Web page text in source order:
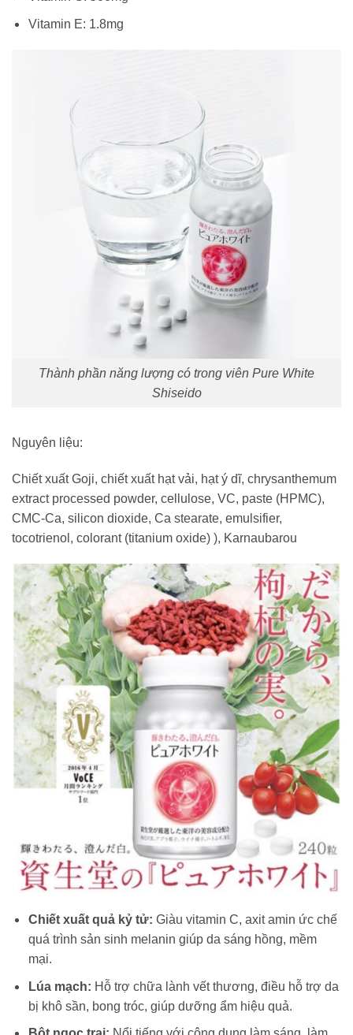
Vitamin E: 1.8mg
Thành phần năng lượng có trong viên Pure White
Shiseido
Nguyên liệu:
Chiết xuất Goji, chiết xuất hạt vải, hạt ý dĩ, chrysanthemum
extract processed powder, cellulose, VC, paste (HPMC),
CMC-Ca, silicon dioxide, Ca stearate, emulsifier,
tocotrienol, colorant (titanium oxide) ), Karnaubarou
Chiết xuất quả kỷ tử: Giàu vitamin C, axit amin ức chế
quá trình sản sinh melanin giúp da sáng hồng, mềm
mại.
Lúa mạch: Hỗ trợ chữa lành vết thương, điều hỗ trợ da
bị khô sần, bong tróc, giúp dưỡng ẩm hiệu quả.